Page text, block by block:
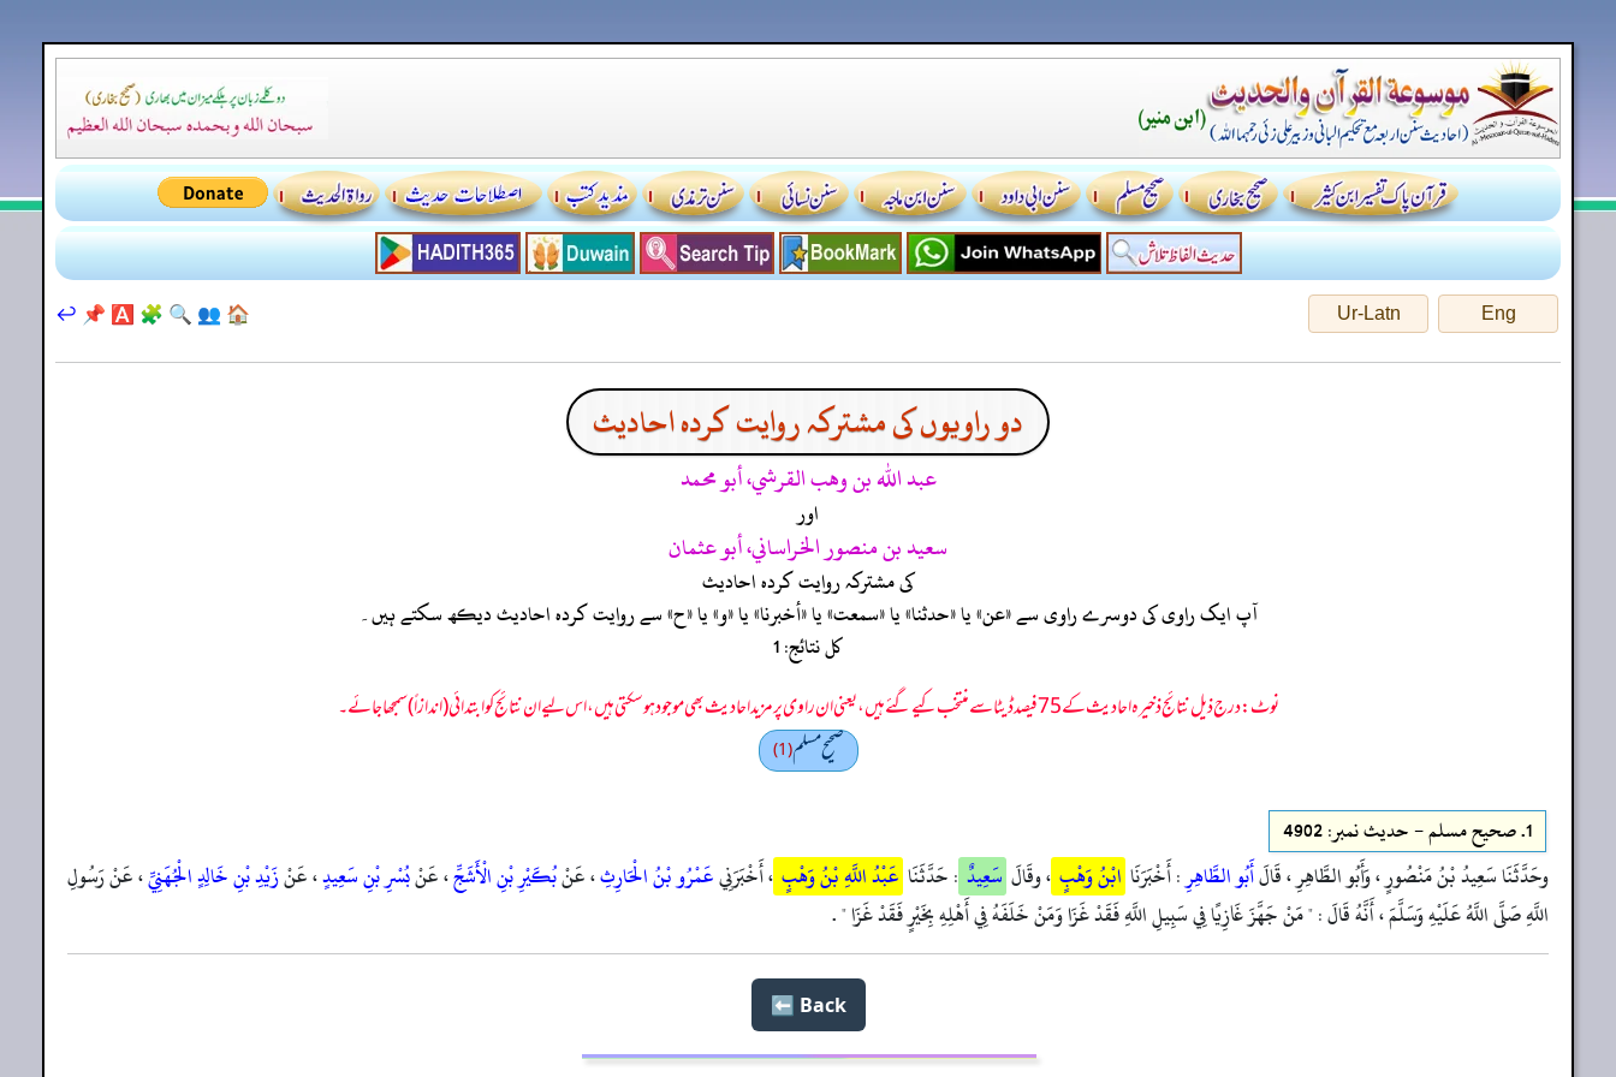
Eng
Ur-Latn
🏠
👥
🔍
🧩
🅰️
📌
↩️
دو راویوں کی مشترکہ روایت کردہ احادیث
عبد الله بن وهب القرشي، أبو محمد
اور
سعيد بن منصور الخراساني، أبو عثمان
کی مشترکہ روایت کردہ احادیث
آپ ایک راوی کی دوسرے راوی سے «عن» یا «حدثنا» یا «سمعت» یا «أخبرنا» یا «و» یا «ح» سے روایت کردہ احادیث دیکھ سکتے ہیں۔
کل نتائج: 1
نوٹ: درج ذیل نتائج ذخیرہ احادیث کے 75 فیصد ڈیٹا سے منتخب کیے گئے ہیں، یعنی ان راوی پر مزید احادیث بھی موجود ہو سکتی ہیں، اس لیے ان نتائج کو ابتدائی (اندازاً) سمجھا جائے۔
صحيح مسلم(1)
1. صحيح مسلم - حدیث نمبر: 4902
وحَدَّثَنَا سَعِيدُ بْنُ مَنْصُورٍ ، وَأَبُو الطَّاهِرِ ، قَالَأَبُو الطَّاهِرِ: أَخْبَرَنَا ابْنُ وَهْبٍ ، وقَالَ سَعِيدٌ : حَدَّثَنَا عَبْدُ اللَّهِ بْنُ وَهْبٍ ، أَخْبَرَنِيعَمْرُو بْنُ الْحَارِثِ، عَنْبُكَيْرِ بْنِ الْأَشَجِّ، عَنْبُسْرِ بْنِ سَعِيدٍ، عَنْزَيْدِ بْنِ خَالِدٍ الْجُهَنِيِّ، عَنْ رَسُولِ
اللَّهِ صَلَّى اللَّهُ عَلَيْهِ وَسَلَّمَ ، أَنَّهُ قَالَ : " مَنْ جَهَّزَ غَازِيًا فِي سَبِيلِ اللَّهِ فَقَدْ غَزَا وَمَنْ خَلَفَهُ فِي أَهْلِهِ بِخَيْرٍ فَقَدْ غَزَا " .
Back ⬅️